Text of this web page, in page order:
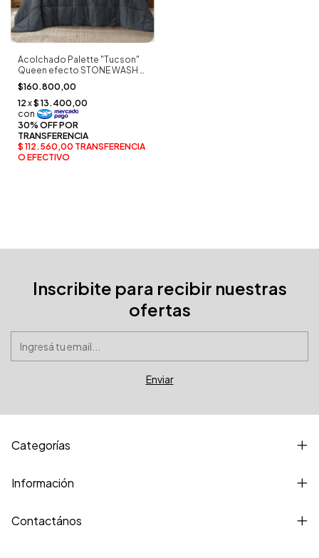
Acolchado Palette "Tucson"
Queen efecto STONE WASH ×
2 Fundones
$160.800,00
Inscribite para recibir nuestras
ofertas
Categorías
Información
Contactános